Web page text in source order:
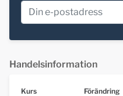
Handelsinformation
Kurs Förändring